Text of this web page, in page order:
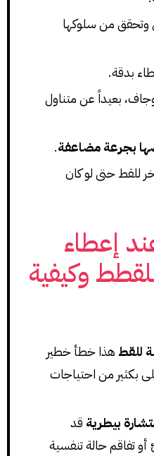
وتحقق من سلوكها
بدقة.
بعيداً عن متناول
بجرعة مضاعفة.
للقط حتى لو كان
إعطاء
وكيفية
للقط هذا خطأ خطير
بكثير من احتياجات
بيطرية قد
تفاقم حالة تنفسية